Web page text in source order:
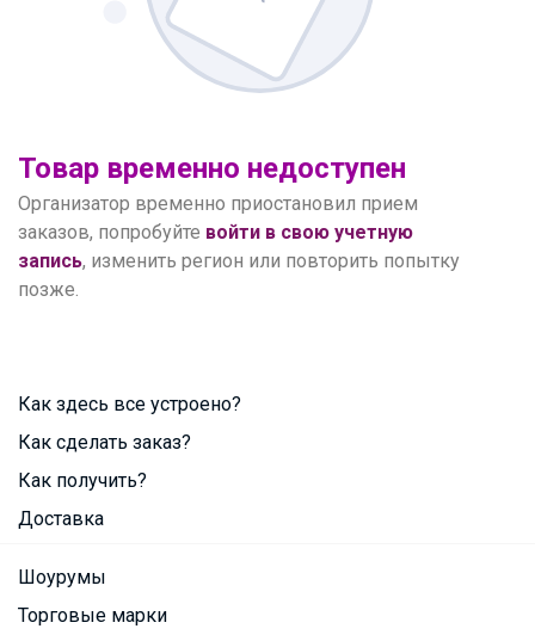
Товар временно недоступен
Организатор временно приостановил прием
заказов, попробуйте войти в свою учетную
запись, изменить регион или повторить попытку
позже.
Как здесь все устроено?
Как сделать заказ?
Как получить?
Доставка
Шоурумы
Торговые марки